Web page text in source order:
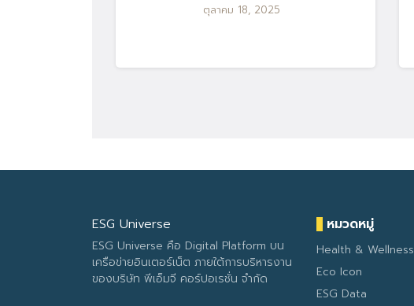
ตุลาคม 18, 2025
ESG Universe
ESG Universe คือ Digital Platform บน
เครือข่ายอินเตอร์เน็ต ภายใต้การบริหารงาน
ของบริษัท พีเอ็มจี คอร์ปอเรชั่น จำกัด
หมวดหมู่
Health & Wellness
Eco Icon
ESG Data